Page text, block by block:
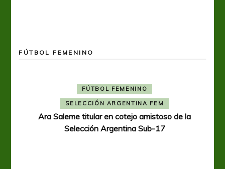
FÚTBOL FEMENINO
FÚTBOL FEMENINO
SELECCIÓN ARGENTINA FEM
Ara Saleme titular en cotejo amistoso de la
Selección Argentina Sub-17